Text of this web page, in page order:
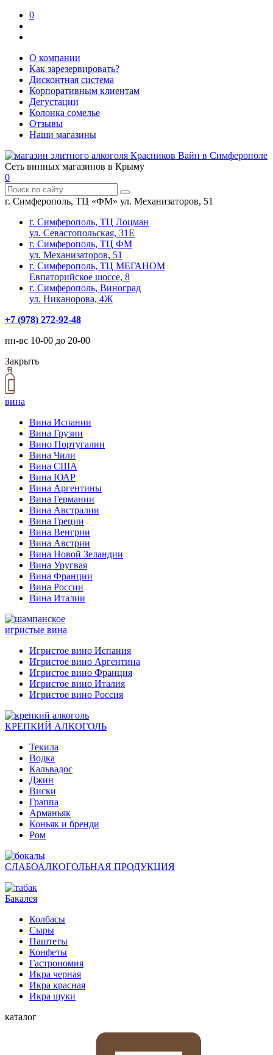
0
О компании
Как зарезервировать?
Дисконтная система
Корпоративным клиентам
Дегустации
Колонка сомелье
Отзывы
Наши магазины
Сеть винных магазинов в Крыму
0
г. Симферополь, ТЦ «ФМ» ул. Механизаторов, 51
г. Симферополь, ТЦ Лоцман
ул. Севастопольская, 31Е
г. Симферополь, ТЦ ФМ
ул. Механизаторов, 51
г. Симферополь, ТЦ МЕГАНОМ
Евпаторийское шоссе, 8
г. Симферополь, Виноград
ул. Никанорова, 4Ж
+7 (978) 272-92-48
пн-вс 10-00 до 20-00
Закрыть
вина
Вина Испании
Вина Грузии
Вино Португалии
Вина Чили
Вина США
Вина ЮАР
Вина Аргентины
Вина Германии
Вина Австралии
Вина Греции
Вина Венгрии
Вина Австрии
Вина Новой Зеландии
Вина Уругвая
Вина Франции
Вина России
Вина Италии
игристые вина
Игристое вино Испания
Игристое вино Аргентина
Игристое вино Франция
Игристое вино Италия
Игристое вино Россия
КРЕПКИЙ АЛКОГОЛЬ
Текила
Водка
Кальвадос
Джин
Виски
Граппа
Арманьяк
Коньяк и бренди
Ром
СЛАБОАЛКОГОЛЬНАЯ ПРОДУКЦИЯ
Бакалея
Колбасы
Сыры
Паштеты
Конфеты
Гастрономия
Икра черная
Икра красная
Икра щуки
каталог